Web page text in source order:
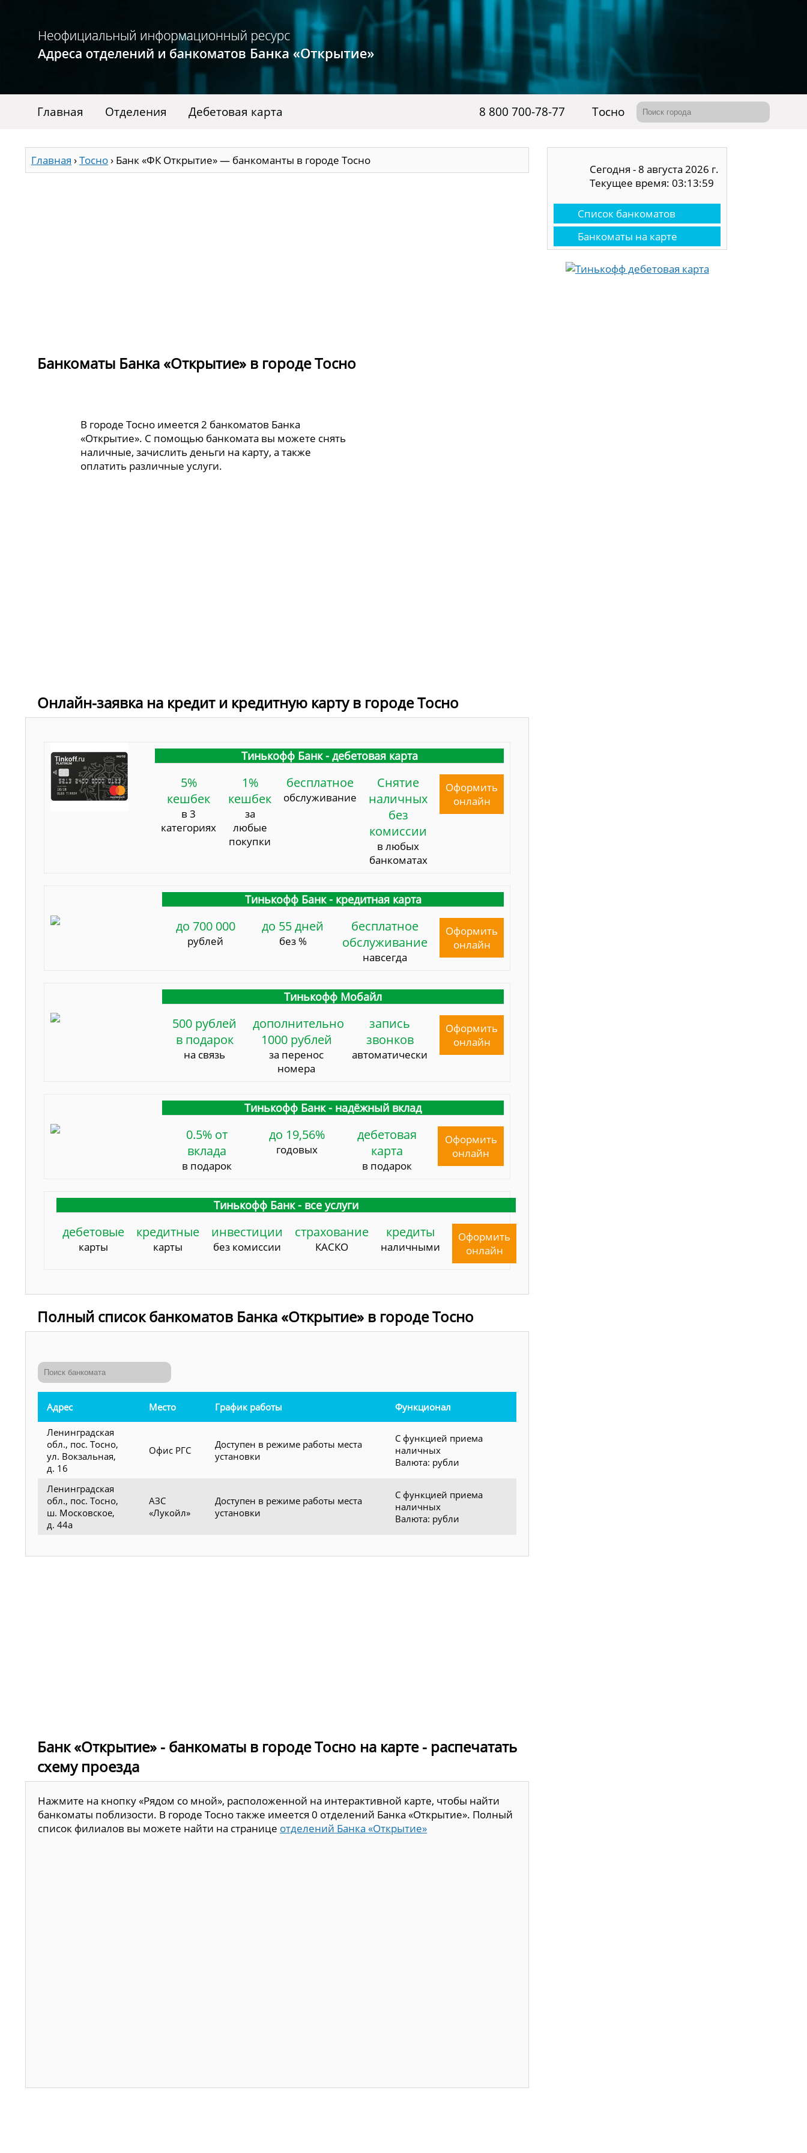
Главная Отделения Дебетовая карта 8 800 700-78-77 Тосно
Главная ›Тосно› Банк «ФК Открытие» — банкоманты в городе Тосно
Банкоматы Банка «Открытие» в городе Тосно
В городе Тосно имеется 2 банкоматов Банка
«Открытие». С помощью банкомата вы можете снять
наличные, зачислить деньги на карту, а также
оплатить различные услуги.
Онлайн-заявка на кредит и кредитную карту в городе Тосно
Тинькофф Банк - дебетовая карта
5%
кешбек
в 3
категориях
1%
кешбек
за
любые
покупки
бесплатное
обслуживание
Снятие
наличных
без
комиссии
в любых
банкоматах
Оформить
онлайн
Тинькофф Банк - кредитная карта
до 700 000
рублей
до 55 дней
без %
бесплатное
обслуживание
навсегда
Оформить
онлайн
Тинькофф Мобайл
500 рублей
в подарок
на связь
дополнительно
1000 рублей
за перенос
номера
запись
звонков
автоматически
Оформить
онлайн
Тинькофф Банк - надёжный вклад
0.5% от
вклада
в подарок
до 19,56%
годовых
дебетовая
карта
в подарок
Оформить
онлайн
Тинькофф Банк - все услуги
дебетовые
карты
кредитные
карты
инвестиции
без комиссии
страхование
КАСКО
кредиты
наличными
Оформить
онлайн
Полный список банкоматов Банка «Открытие» в городе Тосно
Адрес Место График работы Функционал
Ленинградская
обл., пос. Тосно,
ул. Вокзальная,
д. 16
Офис РГС
Доступен в режиме работы места
установки
С функцией приема
наличных
Валюта: рубли
Ленинградская
обл., пос. Тосно,
ш. Московское,
д. 44а
АЗС
«Лукойл»
Доступен в режиме работы места
установки
С функцией приема
наличных
Валюта: рубли
Банк «Открытие» - банкоматы в городе Тосно на карте - распечатать
схему проезда
Нажмите на кнопку «Рядом со мной», расположенной на интерактивной карте, чтобы найти
банкоматы поблизости. В городе Тосно также имеется 0 отделений Банка «Открытие». Полный
список филиалов вы можете найти на странице отделений Банка «Открытие»
Сегодня - 8 августа 2026 г.
Текущее время: 03:14:00
Список банкоматов
Банкоматы на карте